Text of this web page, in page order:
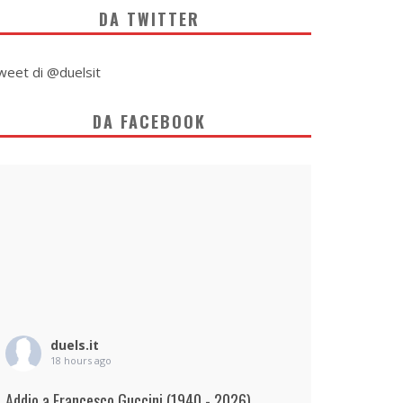
DA TWITTER
di @duelsit
DA FACEBOOK
duels.it
18 hours ago